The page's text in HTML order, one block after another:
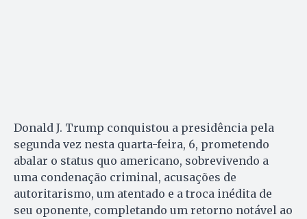
Donald J. Trump conquistou a presidência pela
segunda vez nesta quarta-feira, 6, prometendo
abalar o status quo americano, sobrevivendo a
uma condenação criminal, acusações de
autoritarismo, um atentado e a troca inédita de
seu oponente, completando um retorno notável ao